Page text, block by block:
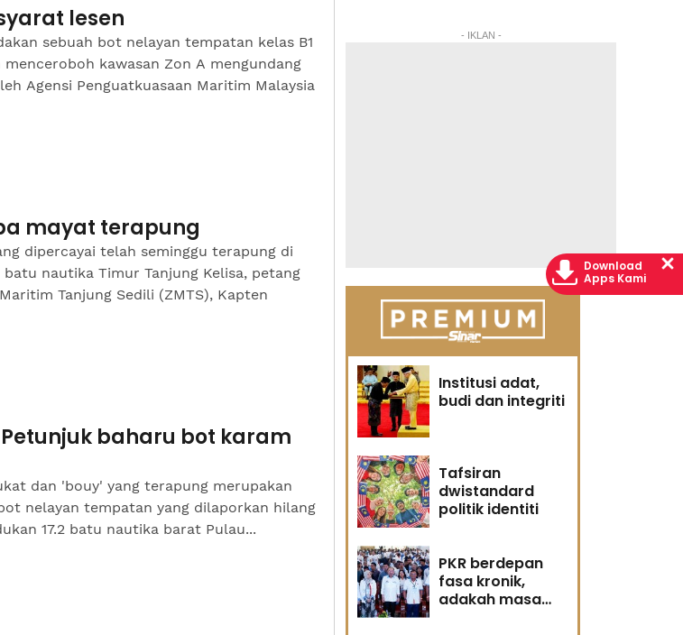
lesen
sebuah bot nelayan tempatan kelas B1
kawasan Zon A mengundang
Agensi Penguatkuasaan Maritim Malaysia
mayat terapung
dipercayai telah seminggu terapung di
nautika Timur Tanjung Kelisa, petang
Tanjung Sedili (ZMTS), Kapten
baharu bot karam
dan 'bouy' yang terapung merupakan
nelayan tempatan yang dilaporkan hilang
17.2 batu nautika barat Pulau...
- IKLAN -
Institusi adat,
budi dan integriti
Tafsiran
dwistandard
politik identiti
PKR berdepan
fasa kronik,
adakah masa
Download
Apps Kami